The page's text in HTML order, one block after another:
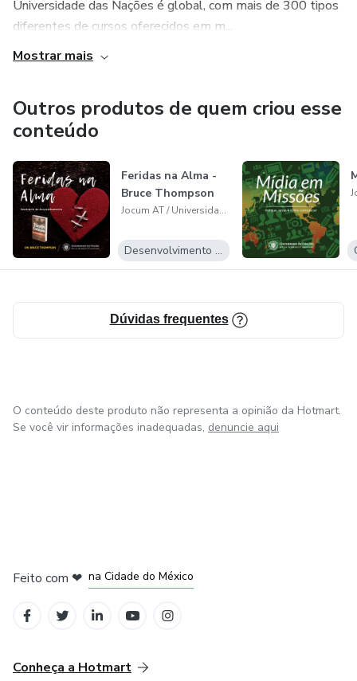
Universidade das Nações é global, com mais de 300 tipos
diferentes de cursos oferecidos em m...
Mostrar mais
Outros produtos de quem criou esse
conteúdo
Feridas na Alma -
Bruce Thompson
Jocum AT / Universidade das Nações
Desenvolvimento Pessoal
Dúvidas frequentes
O conteúdo deste produto não representa a opinião da Hotmart.
Se você vir informações inadequadas, denuncie aqui
Feito com ❤ na Cidade do México
Conheça a Hotmart